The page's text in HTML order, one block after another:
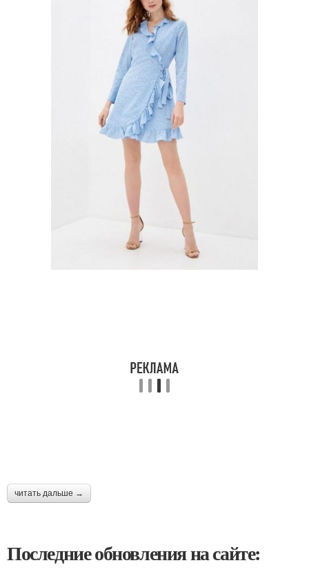
читать дальше →
Последние обновления на сайте: